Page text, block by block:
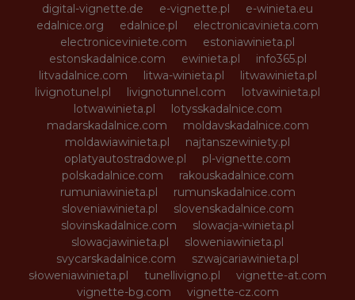
digital-vignette.de
e-vignette.pl
e-winieta.eu
edalnice.org
edalnice.pl
electronicavinieta.com
electroniceviniete.com
estoniawinieta.pl
estonskadalnice.com
ewinieta.pl
info365.pl
litvadalnice.com
litwa-winieta.pl
litwawinieta.pl
livignotunel.pl
livignotunnel.com
lotvawinieta.pl
lotwawinieta.pl
lotysskadalnice.com
madarskadalnice.com
moldavskadalnice.com
moldawiawinieta.pl
najtanszewiniety.pl
oplatyautostradowe.pl
pl-vignette.com
polskadalnice.com
rakouskadalnice.com
rumuniawinieta.pl
rumunskadalnice.com
sloveniawinieta.pl
slovenskadalnice.com
slovinskadalnice.com
slowacja-winieta.pl
slowacjawinieta.pl
sloweniawinieta.pl
svycarskadalnice.com
szwajcariawinieta.pl
słoweniawinieta.pl
tunellivigno.pl
vignette-at.com
vignette-bg.com
vignette-cz.com